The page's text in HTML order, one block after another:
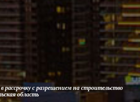
рассрочку с разрешением на строительство
область